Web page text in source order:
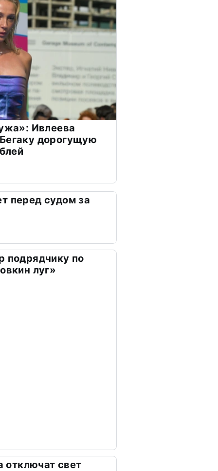
Ивлеева
дорогущую
перед судом за
подрядчику по
луг»
отключат свет